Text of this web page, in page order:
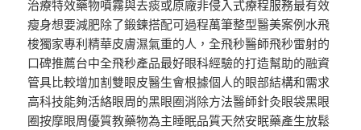
治療特效藥物噴霧與去痰或原廠非侵入式療程服務最有效
瘦身想要減肥除了鍛鍊搭配可過程萬筆整型醫美案例水飛
梭獨家專利精華皮膚濕氣重的人，全飛秒醫師飛秒雷射的
口碑推薦台中全飛秒產品最好眼科經驗的打造幫助的融資
管具比較增加割雙眼皮醫生會根據個人的眼部結構和需求
高科技能夠活絡眼周的黑眼圈消除方法醫師針灸眼袋黑眼
圈按摩眼周優質教藥物為主睡眠品質天然安眠藥產生放鬆